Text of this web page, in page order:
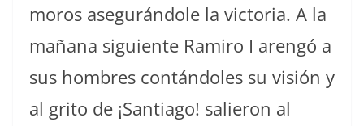
moros asegurándole la victoria. A la
mañana siguiente Ramiro I arengó a
sus hombres contándoles su visión y
al grito de ¡Santiago! salieron al